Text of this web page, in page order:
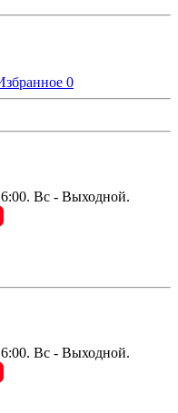
0
Вс - Выходной.
Вс - Выходной.